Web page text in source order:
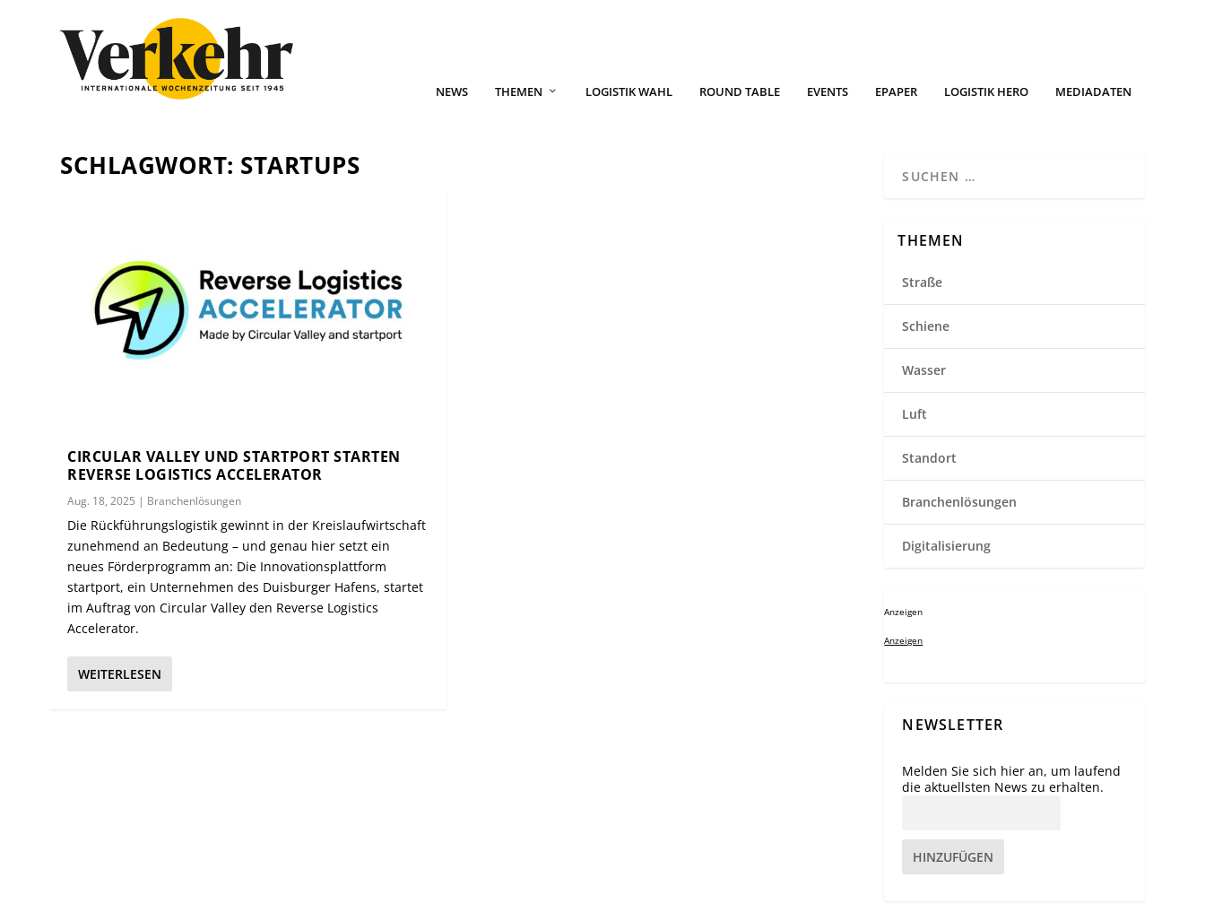
NEWS THEMEN LOGISTIK WAHL ROUND TABLE EVENTS EPAPER LOGISTIK HERO MEDIADATEN
SCHLAGWORT: STARTUPS
CIRCULAR VALLEY UND STARTPORT STARTEN
REVERSE LOGISTICS ACCELERATOR
Aug. 18, 2025 | Branchenlösungen
Die Rückführungslogistik gewinnt in der Kreislaufwirtschaft
zunehmend an Bedeutung – und genau hier setzt ein
neues Förderprogramm an: Die Innovationsplattform
startport, ein Unternehmen des Duisburger Hafens, startet
im Auftrag von Circular Valley den Reverse Logistics
Accelerator.
WEITERLESEN
THEMEN
Straße
Schiene
Wasser
Luft
Standort
Branchenlösungen
Digitalisierung
Anzeigen
Anzeigen
NEWSLETTER
Melden Sie sich hier an, um laufend
die aktuellsten News zu erhalten.
HINZUFÜGEN